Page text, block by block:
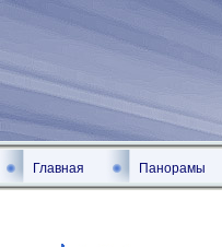
Главная Панорамы